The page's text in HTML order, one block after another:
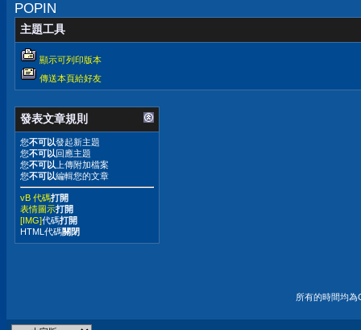
POPIN
主題工具
顯示可列印版本
傳送本頁給好友
發表文章規則
您不可以發起新主題
您不可以回應主題
您不可以 上傳附加檔案
您不可以編輯您的文章
vB 代碼打開
表情圖示打開
[IMG]代碼打開
HTML代碼關閉
所有的時間均為